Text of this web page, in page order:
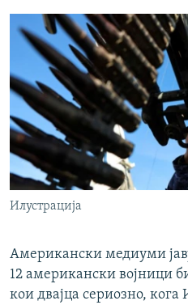
Илустрација
Американски медиуми
12 американски војници
кои двајца сериозно, кога